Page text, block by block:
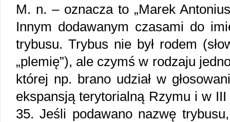
M. n. – oznacza to „Marek
Innym dodawanym czasami do
trybusu. Trybus nie był rodem
„plemię”), ale czymś w rodzaju
której np. brano udział w
ekspansją terytorialną Rzymu i w
35. Jeśli podawano nazwę